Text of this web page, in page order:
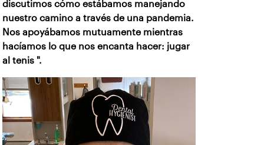
discutimos cómo estábamos manejando
nuestro camino a través de una pandemia.
Nos apoyábamos mutuamente mientras
hacíamos lo que nos encanta hacer: jugar
al tenis ".